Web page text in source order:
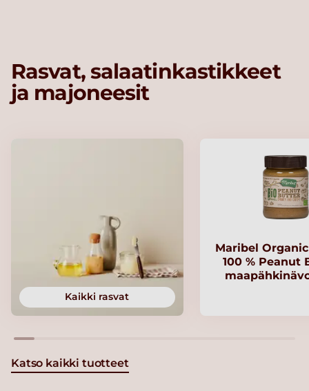
Rasvat, salaatinkastikkeet
ja majoneesit
Kaikki rasvat
Maribel
100 % Peanut
Katso kaikki tuotteet